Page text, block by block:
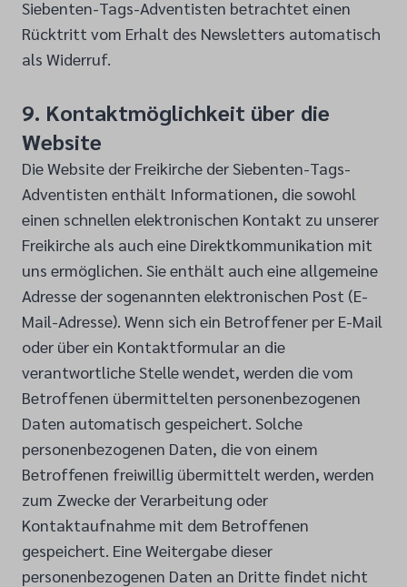
Siebenten-Tags-Adventisten betrachtet einen
Rücktritt vom Erhalt des Newsletters automatisch
als Widerruf.
9. Kontaktmöglichkeit über die
Website
Die Website der Freikirche der Siebenten-Tags-
Adventisten enthält Informationen, die sowohl
einen schnellen elektronischen Kontakt zu unserer
Freikirche als auch eine Direktkommunikation mit
uns ermöglichen. Sie enthält auch eine allgemeine
Adresse der sogenannten elektronischen Post (E-
Mail-Adresse). Wenn sich ein Betroffener per E-Mail
oder über ein Kontaktformular an die
verantwortliche Stelle wendet, werden die vom
Betroffenen übermittelten personenbezogenen
Daten automatisch gespeichert. Solche
personenbezogenen Daten, die von einem
Betroffenen freiwillig übermittelt werden, werden
zum Zwecke der Verarbeitung oder
Kontaktaufnahme mit dem Betroffenen
gespeichert. Eine Weitergabe dieser
personenbezogenen Daten an Dritte findet nicht